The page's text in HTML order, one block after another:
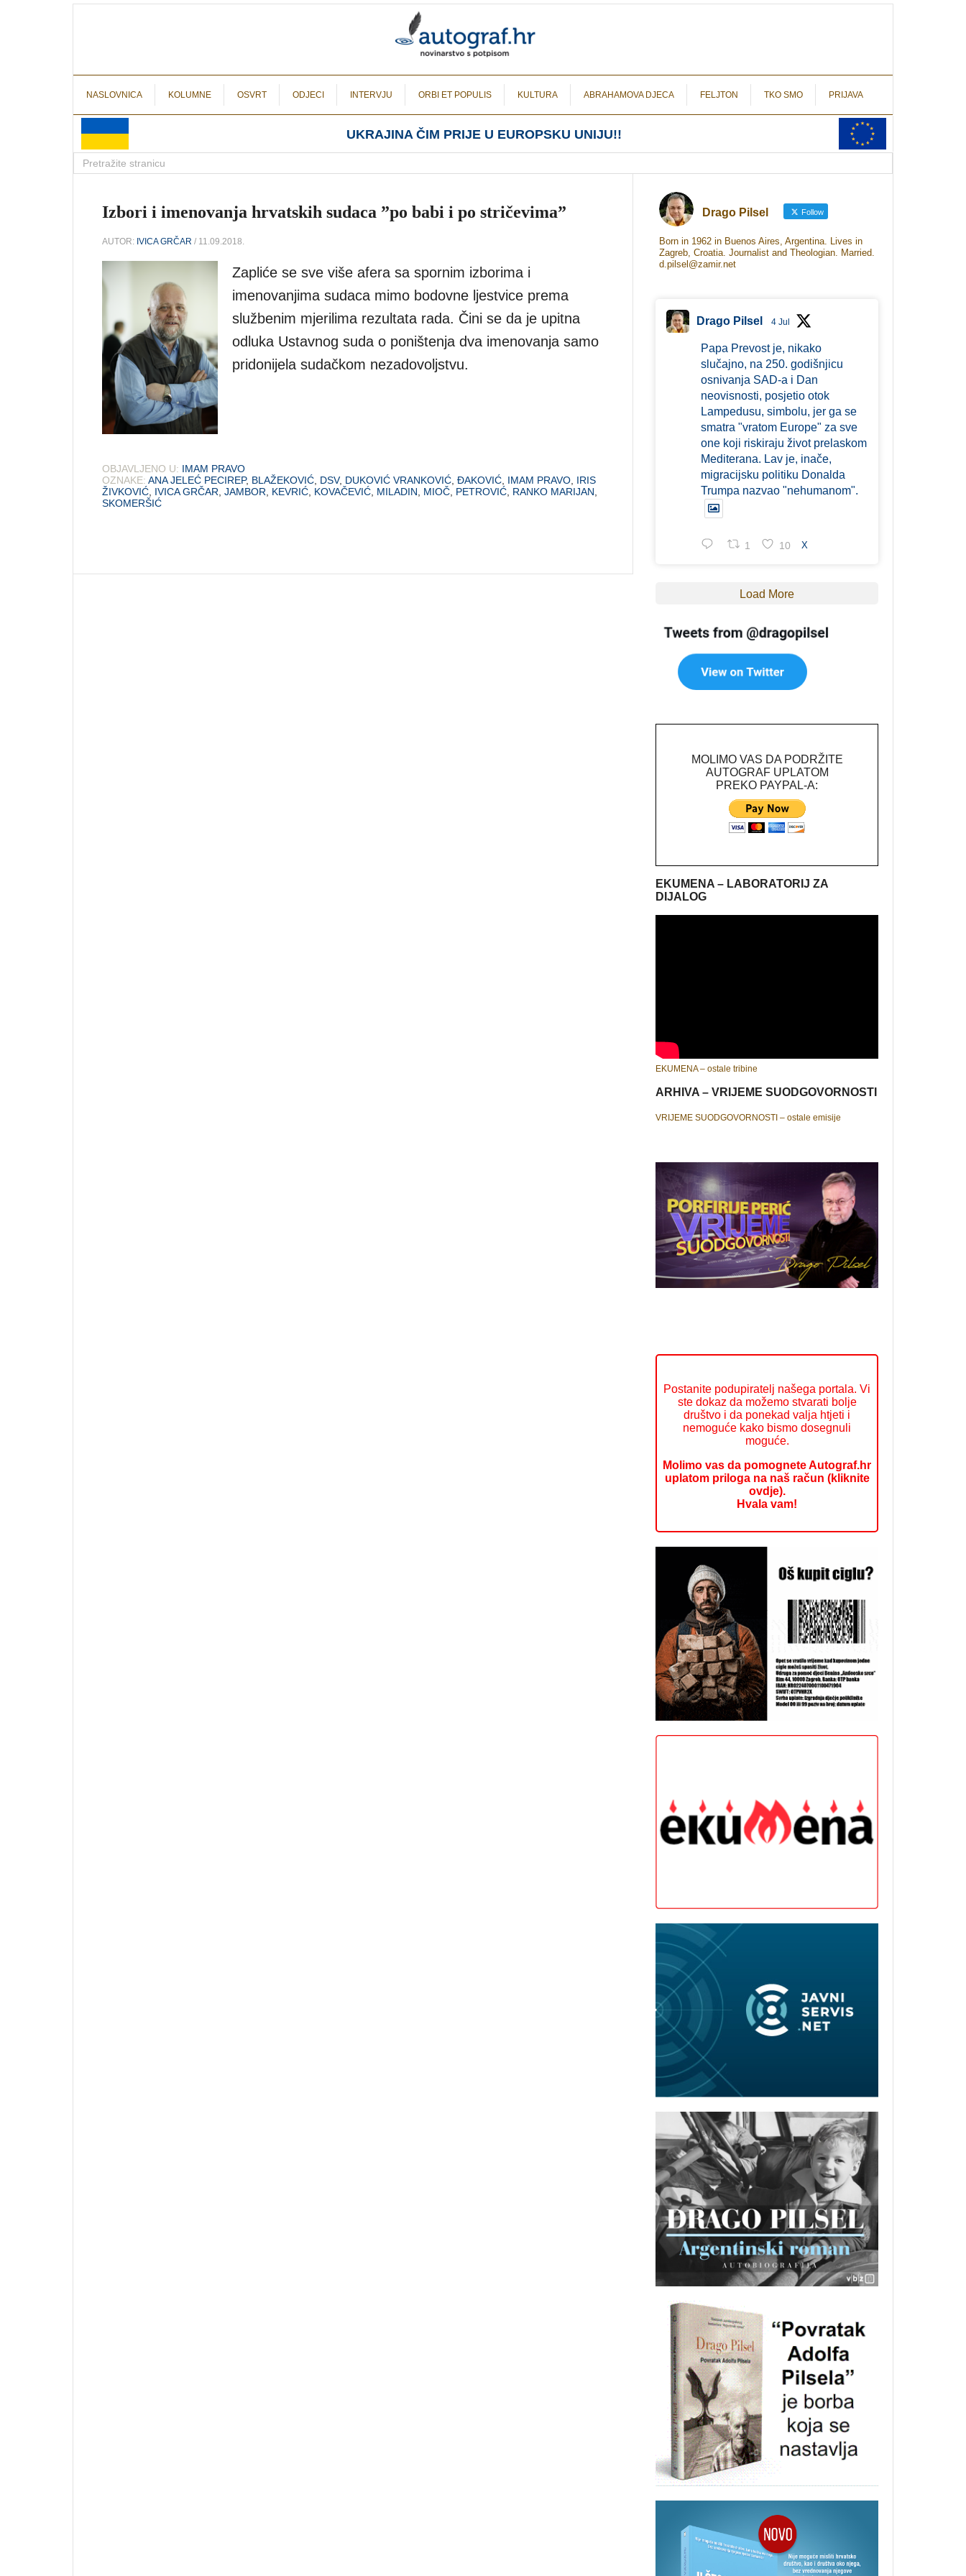
NASLOVNICA KOLUMNE OSVRT ODJECI INTERVJU ORBI ET POPULIS KULTURA ABRAHAMOVA DJECA FELJTON TKO SMO PRIJAVA
UKRAJINA ČIM PRIJE U EUROPSKU UNIJU!!
Izbori i imenovanja hrvatskih sudaca ”po babi i po stričevima”
AUTOR: IVICA GRČAR / 11.09.2018.
Zapliće se sve više afera sa spornim izborima i
imenovanjima sudaca mimo bodovne ljestvice prema
službenim mjerilima rezultata rada. Čini se da je upitna
odluka Ustavnog suda o poništenja dva imenovanja samo
pridonijela sudačkom nezadovoljstvu.
OBJAVLJENO U: IMAM PRAVO
OZNAKE: ANA JELEĆ PECIREP, BLAŽEKOVIĆ, DSV, DUKOVIĆ VRANKOVIĆ, ĐAKOVIĆ, IMAM PRAVO, IRIS
ŽIVKOVIĆ, IVICA GRČAR, JAMBOR, KEVRIĆ, KOVAČEVIĆ, MILADIN, MIOČ, PETROVIĆ, RANKO MARIJAN,
SKOMERŠIĆ
Drago Pilsel Follow
Born in 1962 in Buenos Aires, Argentina. Lives in
Zagreb, Croatia. Journalist and Theologian. Married.
d.pilsel@zamir.net
Drago Pilsel 4 Jul
Papa Prevost je, nikako
slučajno, na 250. godišnjicu
osnivanja SAD-a i Dan
neovisnosti, posjetio otok
Lampedusu, simbolu, jer ga se
smatra "vratom Europe" za sve
one koji riskiraju život prelaskom
Mediterana. Lav je, inače,
migracijsku politiku Donalda
Trumpa nazvao "nehumanom".
1 10 X
Load More
MOLIMO VAS DA PODRŽITE
AUTOGRAF UPLATOM
PREKO PAYPAL-A:
EKUMENA – LABORATORIJ ZA
DIJALOG
EKUMENA – ostale tribine
ARHIVA – VRIJEME SUODGOVORNOSTI
VRIJEME SUODGOVORNOSTI – ostale emisije
Postanite podupiratelj našega portala. Vi
ste dokaz da možemo stvarati bolje
društvo i da ponekad valja htjeti i
nemoguće kako bismo dosegnuli
moguće.
Molimo vas da pomognete Autograf.hr
uplatom priloga na naš račun (kliknite
ovdje).
Hvala vam!